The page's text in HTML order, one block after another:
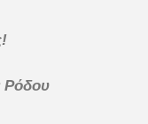
Ρόδου